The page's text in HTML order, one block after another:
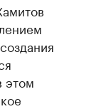
этом